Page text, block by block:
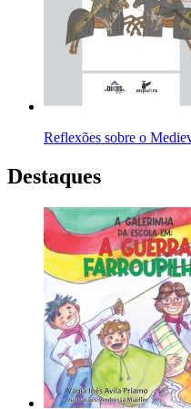
Reflexões sobre o
Destaques